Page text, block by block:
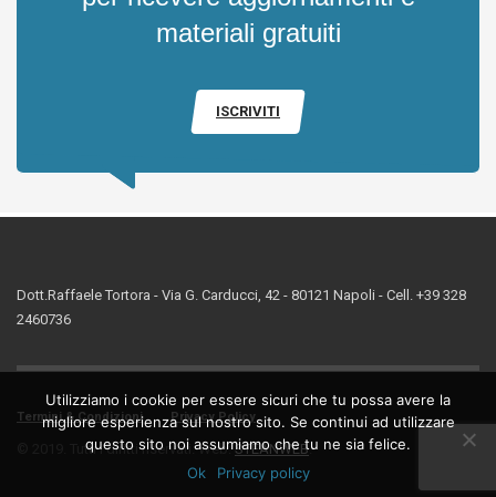
materiali gratuiti
ISCRIVITI
Dott.Raffaele Tortora - Via G. Carducci, 42 - 80121 Napoli - Cell. +39 328
2460736
Termini & Condizioni Privacy Policy
© 2019. Tutti i diritti riservati. Web:STEANWEB.
Utilizziamo i cookie per essere sicuri che tu possa avere la
migliore esperienza sul nostro sito. Se continui ad utilizzare
questo sito noi assumiamo che tu ne sia felice.
Ok
Privacy policy